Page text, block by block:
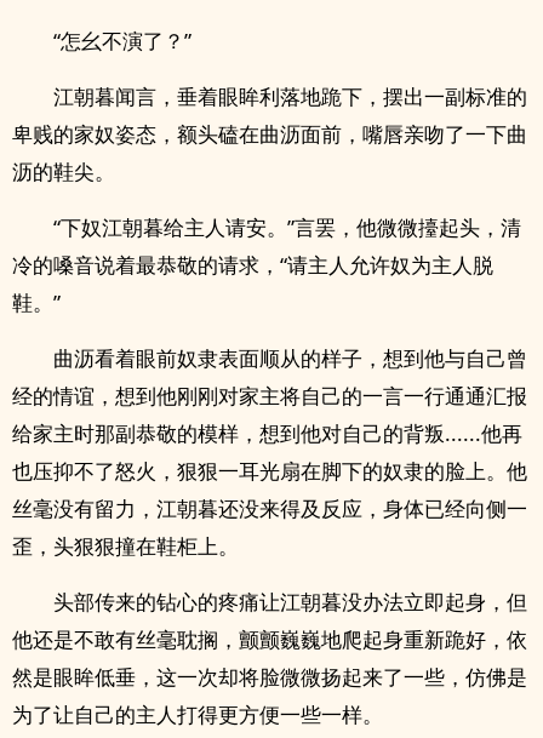
“怎幺不演了？”
江朝暮闻言，垂着眼眸利落地跪下，摆出一副标准的
卑贱的家奴姿态，额头磕在曲沥面前，嘴唇亲吻了一下曲
沥的鞋尖。
“下奴江朝暮给主人请安。”言罢，他微微擡起头，清
冷的嗓音说着最恭敬的请求，“请主人允许奴为主人脱
鞋。”
曲沥看着眼前奴隶表面顺从的样子，想到他与自己曾
经的情谊，想到他刚刚对家主将自己的一言一行通通汇报
给家主时那副恭敬的模样，想到他对自己的背叛......他再
也压抑不了怒火，狠狠一耳光扇在脚下的奴隶的脸上。他
丝毫没有留力，江朝暮还没来得及反应，身体已经向侧一
歪，头狠狠撞在鞋柜上。
头部传来的钻心的疼痛让江朝暮没办法立即起身，但
他还是不敢有丝毫耽搁，颤颤巍巍地爬起身重新跪好，依
然是眼眸低垂，这一次却将脸微微扬起来了一些，仿佛是
为了让自己的主人打得更方便一些一样。